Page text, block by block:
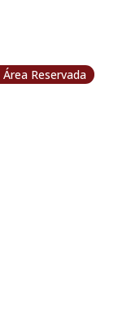
Área Reservada